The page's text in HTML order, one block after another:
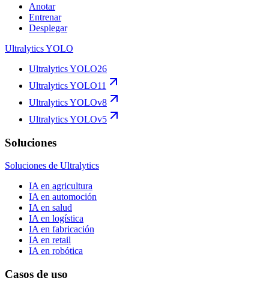
Anotar
Entrenar
Desplegar
Ultralytics YOLO
Ultralytics YOLO26
Ultralytics YOLO11
Ultralytics YOLOv8
Ultralytics YOLOv5
Soluciones
Soluciones de Ultralytics
IA en agricultura
IA en automoción
IA en salud
IA en logística
IA en fabricación
IA en retail
IA en robótica
Casos de uso